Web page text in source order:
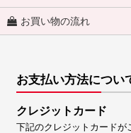
お買い物の流れ
お支払い方法につい
クレジットカード
下記のクレジットカードが